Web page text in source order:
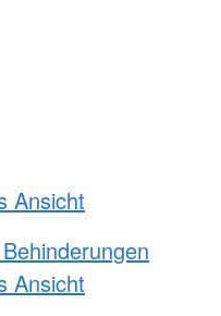
Ansicht
Ansicht